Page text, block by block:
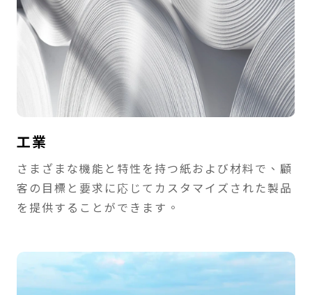
工業
さまざまな機能と特性を持つ紙および材料で、顧
客の目標と要求に応じてカスタマイズされた製品
を提供することができます。